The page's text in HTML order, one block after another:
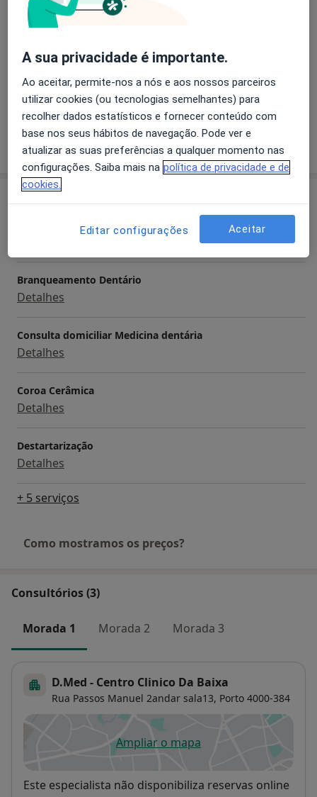
Cárie Dentária
Mordida Aberta
Anquilose Dental
Pacientes que trato
Adultos (Apenas em alguns endereços)
Crianças (Apenas em alguns endereços)
Mostrar mais detalhes
sobre a experiência
Aparelho Fixo
Branqueamento Dentário
Detalhes
Consulta domiciliar Medicina dentária
Detalhes
Coroa Cerâmica
Detalhes
Destartarização
Detalhes
+ 5 serviços
Como mostramos os preços?
Consultórios (3)
Morada 1 Morada 2 Morada 3
D.Med - Centro Clinico Da Baixa
Rua Passos Manuel 2andar sala13, Porto 4000-384
Ampliar o mapaabre num novo separador
Disponibilidade
Este especialista não disponibiliza reservas online
A sua privacidade é importante.
Ao aceitar, permite-nos a nós e aos nossos parceiros
utilizar cookies (ou tecnologias semelhantes) para
recolher dados estatísticos e fornecer conteúdo com
base nos seus hábitos de navegação. Pode ver e
atualizar as suas preferências a qualquer momento nas
configurações. Saiba mais na política de privacidade e de
cookies.
Editar configurações Aceitar